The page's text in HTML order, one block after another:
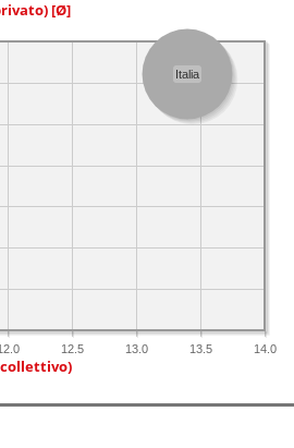
[Ø]
12.5 13.0 13.5 14.0
Italia
collettivo)